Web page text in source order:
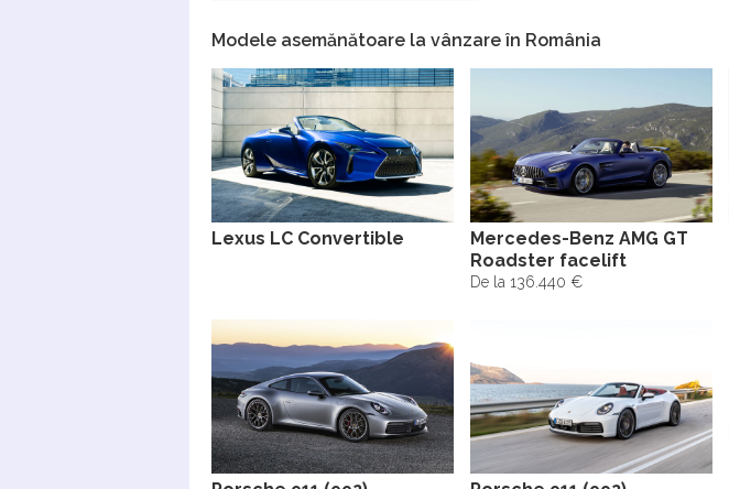
Modele asemănătoare la vânzare în România
Lexus LC Convertible
Mercedes-Benz AMG GT
Roadster facelift
De la 136.440 €